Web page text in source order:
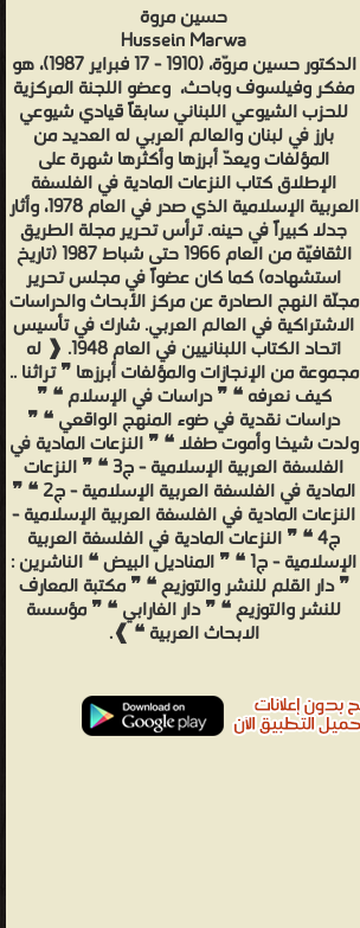
حسين مروة
Hussein Marwa
الدكتور حسين مروّة، (1910 - 17 فبراير 1987)، هو
مفكر وفيلسوف وباحث، وعضو اللجنة المركزية
للحزب الشيوعي اللبناني سابقاً قيادي شيوعي
بارز في لبنان والعالم العربي له العديد من
المؤلفات ويعدّ أبرزها وأكثرها شهرة على
الإطلاق كتاب النزعات المادية في الفلسفة
العربية الإسلامية الذي صدر في العام 1978، وأثار
جدلا كبيراً في حينه. ترأس تحرير مجلة الطريق
الثقافيّة من العام 1966 حتى شباط 1987 (تاريخ
استشهاده) كما كان عضواً في مجلس تحرير
مجلّة النهج الصادرة عن مركز الأبحاث والدراسات
الاشتراكية في العالم العربي. شارك في تأسيس
اتحاد الكتاب اللبنانيين في العام 1948. ❰ له
مجموعة من الإنجازات والمؤلفات أبرزها ❞ تراثنا ..
كيف نعرفه ❝ ❞ دراسات في الإسلام ❝ ❞
دراسات نقدية في ضوء المنهج الواقعي ❝ ❞
ولدت شيخا وأموت طفلا ❝ ❞ النزعات المادية في
الفلسفة العربية الإسلامية - ج3 ❝ ❞ النزعات
المادية في الفلسفة العربية الإسلامية - ج2 ❝ ❞
النزعات المادية في الفلسفة العربية الإسلامية -
ج4 ❝ ❞ النزعات المادية في الفلسفة العربية
الإسلامية - ج1 ❝ ❞ المناديل البيض ❝ الناشرين :
❞ دار القلم للنشر والتوزيع ❝ ❞ مكتبة المعارف
للنشر والتوزيع ❝ ❞ دار الفارابي ❝ ❞ مؤسسة
الابحاث العربية ❝ ❱.